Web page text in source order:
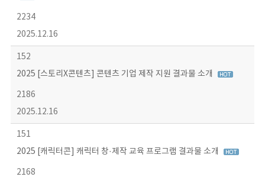
2234
2025.12.16
152
2025 [스토리X콘텐츠] 콘텐츠 기업 제작 지원 결과물 소개
2186
2025.12.16
151
2025 [캐릭터콘] 캐릭터 창·제작 교육 프로그램 결과물 소개
2168